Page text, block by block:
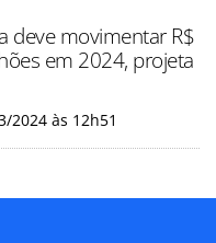
deve movimentar R$
em 2024, projeta
2024 às 12h51